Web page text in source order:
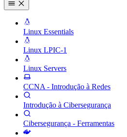
Linux Essentials
Linux LPIC-1
Linux Servers
CCNA - Introdução à Redes
Introdução à Cibersegurança
Cibersegurança - Ferramentas